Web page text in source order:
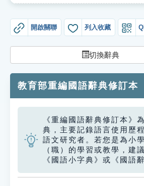
遊戲專區
教學應用
貓頭鷹博士
開啟關聯 列入收藏
切換辭典
教育部重編國語辭典修訂本
《重編國語辭典修訂本》
典，主要記錄語言使用歷
語文研究者。若您是為小
（職）的學習或教學，建
《國語小字典》或《國語